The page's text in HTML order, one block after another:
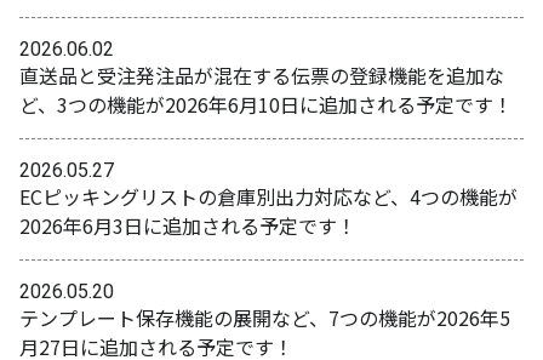
2026.06.02
直送品と受注発注品が混在する伝票の登録機能を追加な
ど、3つの機能が2026年6月10日に追加される予定です！
2026.05.27
ECピッキングリストの倉庫別出力対応など、4つの機能が
2026年6月3日に追加される予定です！
2026.05.20
テンプレート保存機能の展開など、7つの機能が2026年5
月27日に追加される予定です！